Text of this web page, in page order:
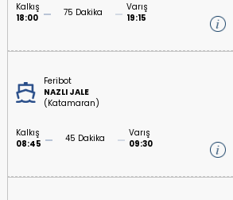
Kalkış
18:00
75 Dakika
Varış
19:15
Feribot
NAZLI JALE
(Katamaran)
Kalkış
08:45
45 Dakika
Varış
09:30